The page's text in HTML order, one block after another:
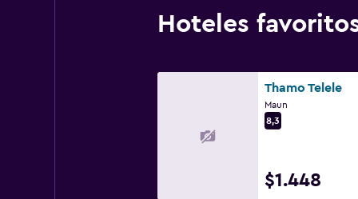
Hoteles
Thamo Telele
Maun
8,3
$1.448